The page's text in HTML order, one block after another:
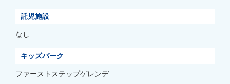
託児施設
なし
キッズパーク
ファーストステップゲレンデ